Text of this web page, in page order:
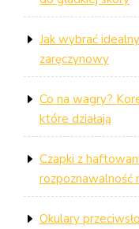
Jak wybrać
zaręczynowy
Co na wagry?
które działają
Czapki z
rozpoznawalność
Okulary